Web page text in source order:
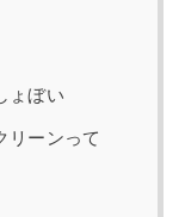
ょぼい
リーンって